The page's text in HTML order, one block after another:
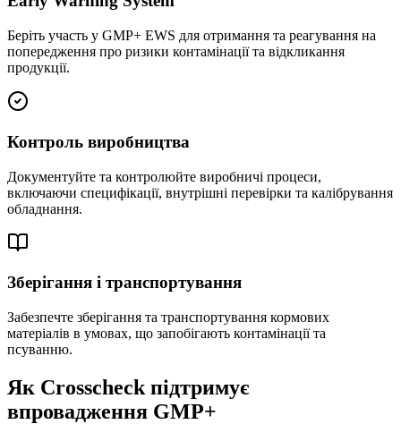
Беріть участь у GMP+ EWS для отримання та реагування на
попередження про ризики контамінації та відкликання
продукції.
Контроль виробництва
Документуйте та контролюйте виробничі процеси,
включаючи специфікації, внутрішні перевірки та калібрування
обладнання.
Зберігання і транспортування
Забезпечте зберігання та транспортування кормових
матеріалів в умовах, що запобігають контамінації та
псуванню.
Як Crosscheck підтримує
впровадження GMP+